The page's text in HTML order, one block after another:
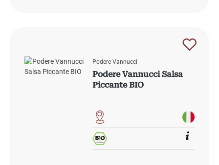
Podere Vannucci
Podere Vannucci Salsa
Piccante BIO